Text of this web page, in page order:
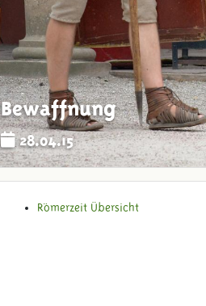
Bewaffnung
28.04.15
Römerzeit Übersicht